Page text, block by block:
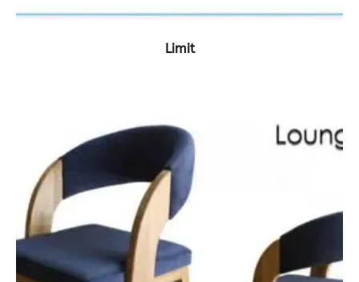
ΔΕΙΤΕ ΤΟ ΠΡΟΪΟΝ
Limit